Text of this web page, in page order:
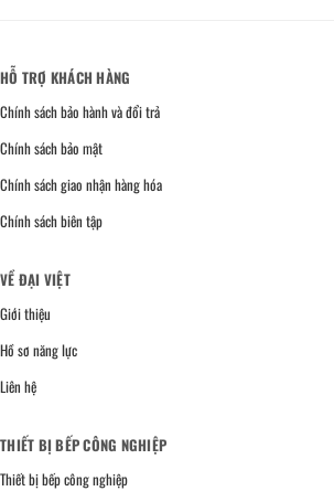
HỖ TRỢ KHÁCH HÀNG
Chính sách bảo hành và đổi trả
Chính sách bảo mật
Chính sách giao nhận hàng hóa
Chính sách biên tập
VỀ ĐẠI VIỆT
Giới thiệu
Hồ sơ năng lực
Liên hệ
THIẾT BỊ BẾP CÔNG NGHIỆP
Thiết bị bếp công nghiệp